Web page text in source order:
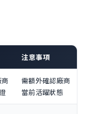
注意事項
需額外確認廠商
當前活躍狀態